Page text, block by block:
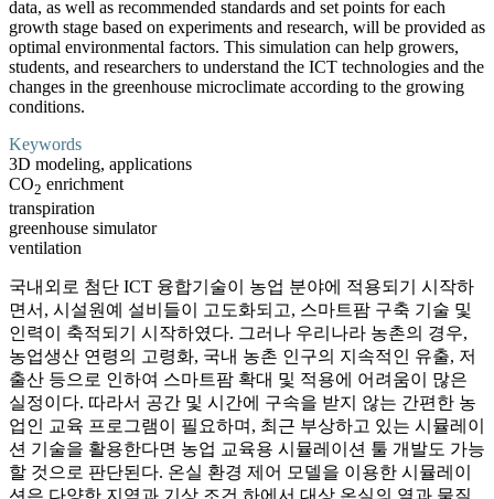
data, as well as recommended standards and set points for each
growth stage based on experiments and research, will be provided as
optimal environmental factors. This simulation can help growers,
students, and researchers to understand the ICT technologies and the
changes in the greenhouse microclimate according to the growing
conditions.
Keywords
3D modeling, applications
CO2 enrichment
transpiration
greenhouse simulator
ventilation
국내외로 첨단 ICT 융합기술이 농업 분야에 적용되기 시작하
면서, 시설원예 설비들이 고도화되고, 스마트팜 구축 기술 및
인력이 축적되기 시작하였다. 그러나 우리나라 농촌의 경우,
농업생산 연령의 고령화, 국내 농촌 인구의 지속적인 유출, 저
출산 등으로 인하여 스마트팜 확대 및 적용에 어려움이 많은
실정이다. 따라서 공간 및 시간에 구속을 받지 않는 간편한 농
업인 교육 프로그램이 필요하며, 최근 부상하고 있는 시뮬레이
션 기술을 활용한다면 농업 교육용 시뮬레이션 툴 개발도 가능
할 것으로 판단된다. 온실 환경 제어 모델을 이용한 시뮬레이